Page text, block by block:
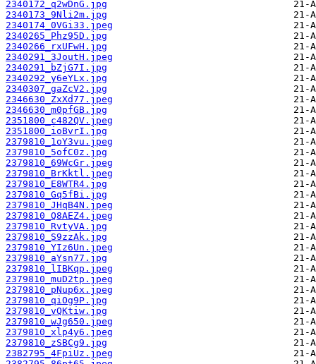
2340172_q2wDnG.jpg
2340173_9Nli2m.jpg
2340174_0VGi33.jpeg
2340265_Phz95D.jpg
2340266_rxUFwH.jpg
2340291_3JoutH.jpeg
2340291_bZjG7I.jpg
2340292_y6eYLx.jpg
2340307_gaZcV2.jpg
2346630_ZxXd77.jpeg
2346630_m0pfGB.jpg
2351800_c482QV.jpeg
2351800_ioBvrI.jpg
2379810_1oY3vu.jpeg
2379810_5ofC0z.jpg
2379810_69WcGr.jpeg
2379810_BrKktl.jpeg
2379810_E8WTR4.jpg
2379810_Gq5fBi.jpg
2379810_JHqB4N.jpeg
2379810_Q8AEZ4.jpeg
2379810_RvtyVA.jpg
2379810_S9zzAk.jpg
2379810_YIz6Un.jpeg
2379810_aYsn77.jpg
2379810_lIBKqp.jpeg
2379810_muD2tp.jpeg
2379810_pNup6x.jpeg
2379810_qiOg9P.jpg
2379810_vQKtiw.jpg
2379810_wJg650.jpeg
2379810_xlp4y6.jpeg
2379810_zSBCg9.jpg
2382795_4FpiUz.jpeg